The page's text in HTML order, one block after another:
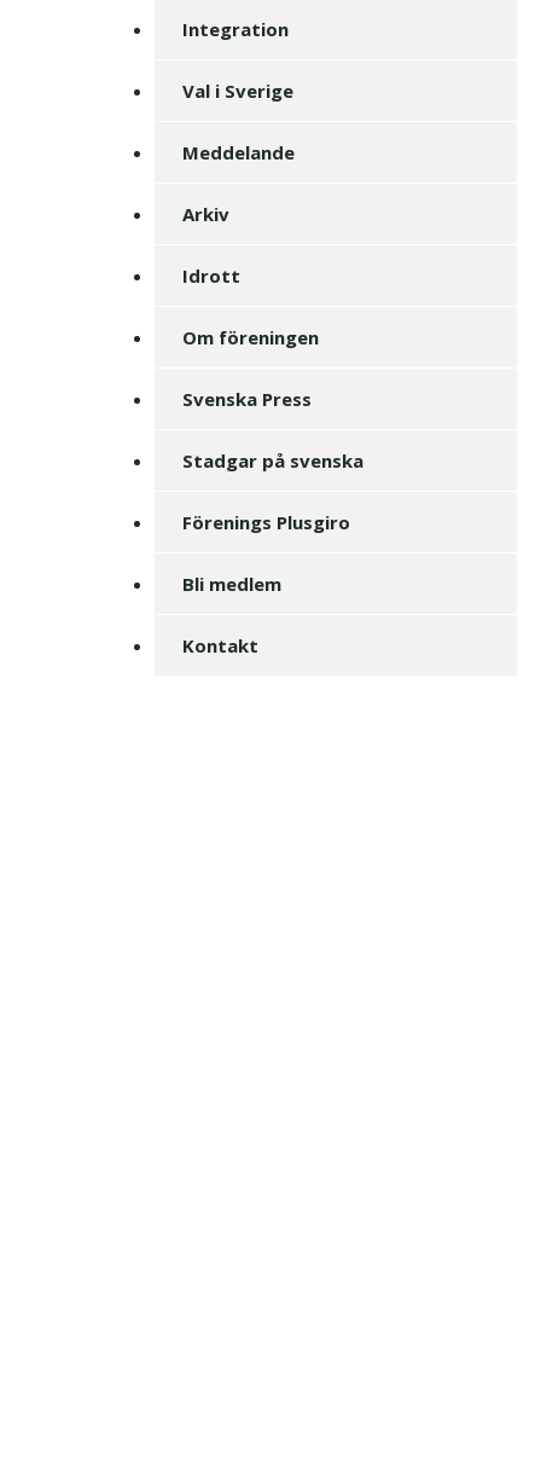
Integration
Val i Sverige
Meddelande
Arkiv
Idrott
Om föreningen
Svenska Press
Stadgar på svenska
Förenings Plusgiro
Bli medlem
Kontakt